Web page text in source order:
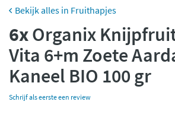
CO2 neutraal
Betaal met Klarna
Fruithapjes
6xOrganix
Vita 6+m Zoete
Kaneel BIO 100 gr
Schrijf als eerste een review